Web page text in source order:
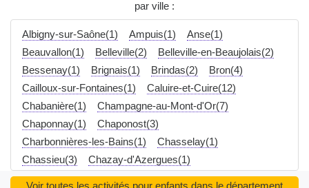
par ville :
Albigny-sur-Saône(1) Ampuis(1)
Anse(1)
Beauvallon(1)
Belleville(2)
Belleville-en-Beaujolais(2)
Bessenay(1)
Brignais(1) Brindas(2)
Bron(4)
Cailloux-sur-Fontaines(1)
Caluire-et-Cuire(12)
Chabanière(1)
Champagne-au-Mont-d'Or(7)
Chaponnay(1)
Chaponost(3)
Charbonnières-les-Bains(1)
Chasselay(1)
Chassieu(3)
Chazay-d'Azergues(1)
Collonges-au-Mont-d'Or(5)
Communay(1)
Corbas(1)